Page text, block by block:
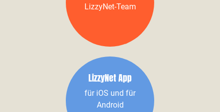
LizzyNet-Team
LizzyNet App
für iOS und für
Android